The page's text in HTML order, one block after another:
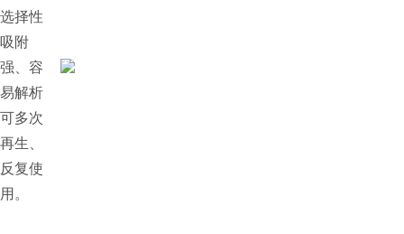
选择性
吸附
强、容
易解析
可多次
再生、
反复使
用。